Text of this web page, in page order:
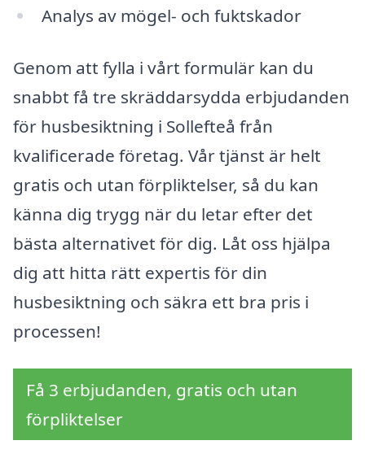
Analys av mögel- och fuktskador
Genom att fylla i vårt formulär kan du
snabbt få tre skräddarsydda erbjudanden
för husbesiktning i Sollefteå från
kvalificerade företag. Vår tjänst är helt
gratis och utan förpliktelser, så du kan
känna dig trygg när du letar efter det
bästa alternativet för dig. Låt oss hjälpa
dig att hitta rätt expertis för din
husbesiktning och säkra ett bra pris i
processen!
Få 3 erbjudanden, gratis och utan
förpliktelser